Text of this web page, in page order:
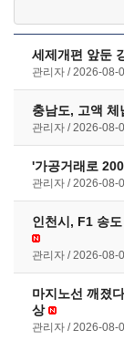
세제개편 앞둔
관리자 2026-08-
충남도, 고액 체
관리자 2026-08-
'가공거래로
관리자 2026-08-
인천시, F1 송
관리자 2026-08-
마지노선 깨졌
상
관리자 2026-08-